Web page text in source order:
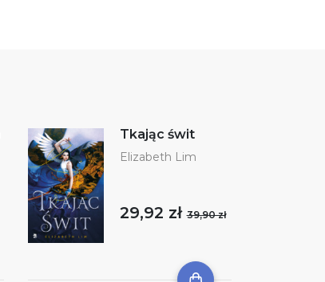
Tkając świt
Elizabeth Lim
29,92 zł39,90 zł